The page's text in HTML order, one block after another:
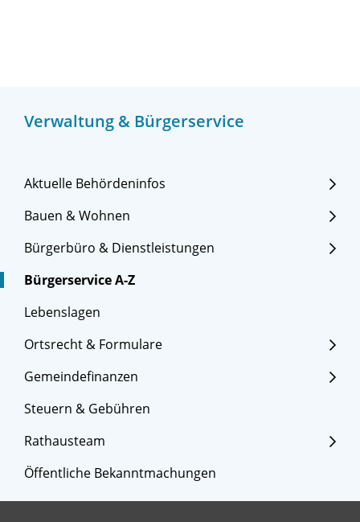
Verwaltung & Bürgerservice
Aktuelle Behördeninfos
Bauen & Wohnen
Bürgerbüro & Dienstleistungen
Bürgerservice A-Z
Lebenslagen
Ortsrecht & Formulare
Gemeindefinanzen
Steuern & Gebühren
Rathausteam
Öffentliche Bekanntmachungen